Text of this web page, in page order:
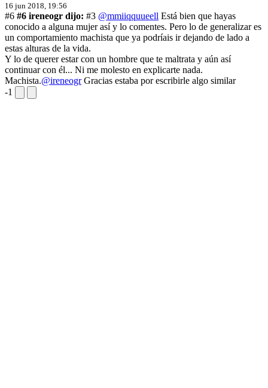
16 jun 2018, 19:56
#6 #6 ireneogr dijo: #3 @mmiiqquueell Está bien que hayas
conocido a alguna mujer así y lo comentes. Pero lo de generalizar es
un comportamiento machista que ya podríais ir dejando de lado a
estas alturas de la vida.
Y lo de querer estar con un hombre que te maltrata y aún así
continuar con él... Ni me molesto en explicarte nada.
Machista.@ireneogrGracias estaba por escribirle algo similar
-1